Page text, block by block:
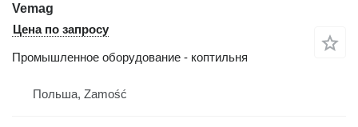
Vemag
Цена по запросу
Промышленное оборудование - коптильня
Польша, Zamość